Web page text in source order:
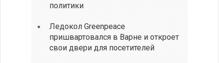
политики
Ледокол Greenpeace
пришвартовался в Варне и откроет
свои двери для посетителей